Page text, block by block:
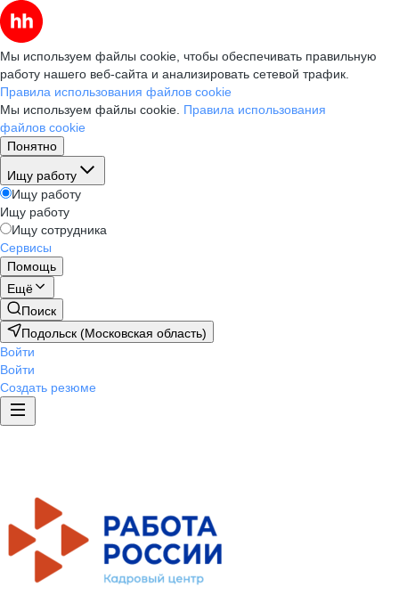
Мы используем файлы cookie, чтобы обеспечивать правильную
работу нашего веб-сайта и анализировать сетевой трафик.
Правила использования файлов cookie
Мы используем файлы cookie. Правила использования
файлов cookie
Понятно
Ищу работу
Ищу работу
Ищу работу
Ищу сотрудника
Сервисы
Помощь
Ещё
Поиск
Подольск (Московская область)
Войти
Войти
Создать резюме